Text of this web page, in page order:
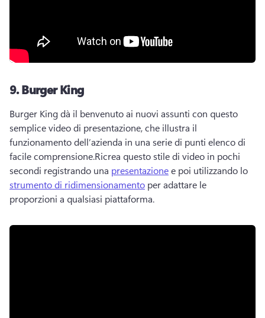
9.Burger King
Burger King dà il benvenuto ai nuovi assunti con questo
semplice video di presentazione, che illustra il
funzionamento dell’azienda in una serie di punti elenco di
facile comprensione.Ricrea questo stile di video in pochi
secondi registrando una presentazione e poi utilizzando lo
strumento di ridimensionamento per adattare le
proporzioni a qualsiasi piattaforma.